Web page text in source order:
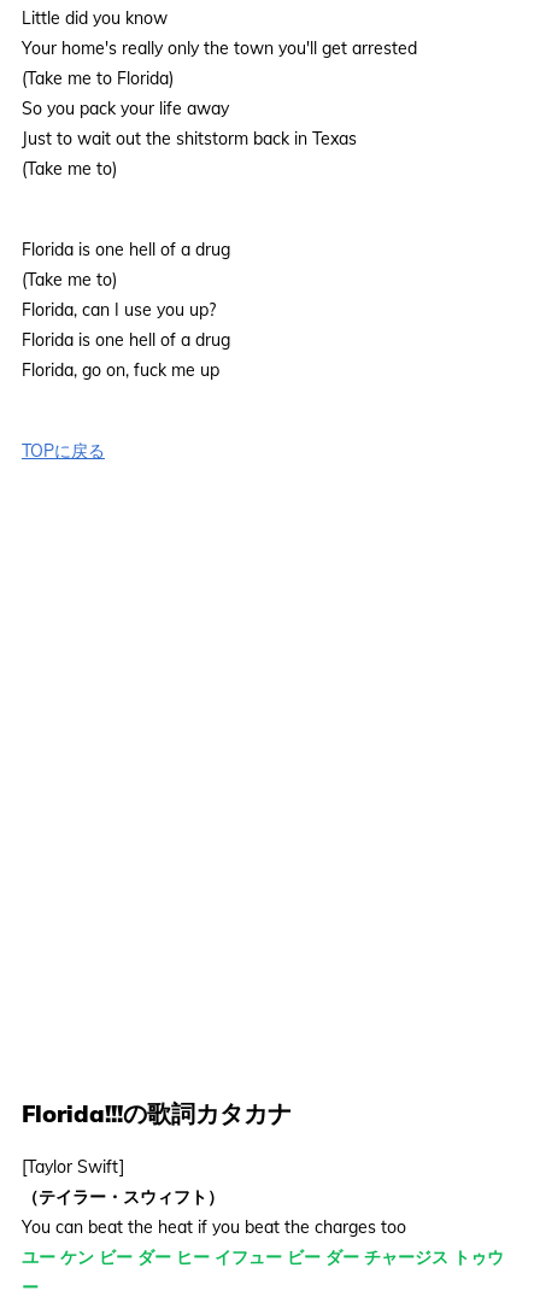
Little did you know
Your home's really only the town you'll get arrested
(Take me to Florida)
So you pack your life away
Just to wait out the shitstorm back in Texas
(Take me to)
Florida is one hell of a drug
(Take me to)
Florida, can I use you up?
Florida is one hell of a drug
Florida, go on, fuck me up
TOPに戻る
Florida!!!の歌詞カタカナ
[Taylor Swift]
（テイラー・スウィフト）
You can beat the heat if you beat the charges too
ユー ケン ビー ダー ヒー イフュー ビー ダー チャージス トゥウ
ー